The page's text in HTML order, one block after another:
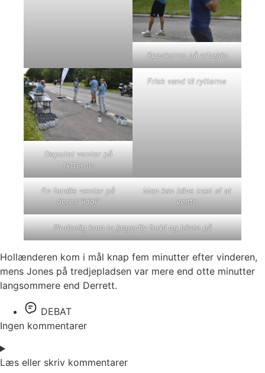
Speakerne på arbejde
Depotet venter på
rytterne
Frisk vand til rytterne
En familie venter på
deres “idol”
Man kan blive træt af at
vente
Pludselig kom to jægerfly forbi og hilste på
Hollænderen kom i mål knap fem minutter efter vinderen,
mens Jones på tredjepladsen var mere end otte minutter
langsommere end Derrett.
DEBAT
Ingen kommentarer
Læs eller skriv kommentarer